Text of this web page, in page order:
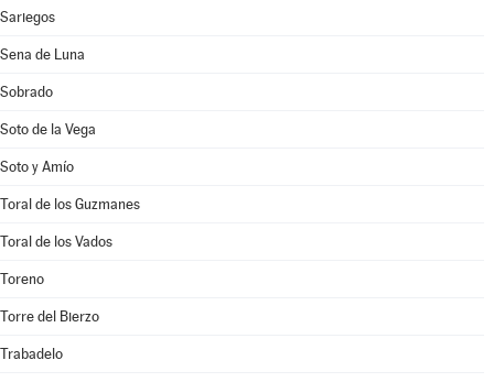
Sariegos
Sena de Luna
Sobrado
Soto de la Vega
Soto y Amío
Toral de los Guzmanes
Toral de los Vados
Toreno
Torre del Bierzo
Trabadelo